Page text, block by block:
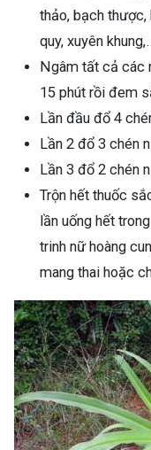
thảo, bạch
quy, xuyên
Ngâm tất cả các
15 phút rồi đem
Lần đầu đổ 4
Lần 2 đổ 3 chén
Lần 3 đổ 2 chén
Trộn hết thuốc
lần uống hết
trinh nữ hoàng
mang thai hoặc